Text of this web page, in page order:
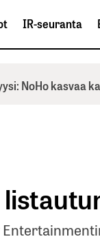
IR-seuranta
NoHo kasvaa